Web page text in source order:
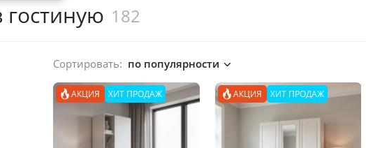
182
Сортировать: по популярности
АКЦИЯ ХИТ ПРОДАЖ АКЦИЯ ХИТ ПРОДАЖ